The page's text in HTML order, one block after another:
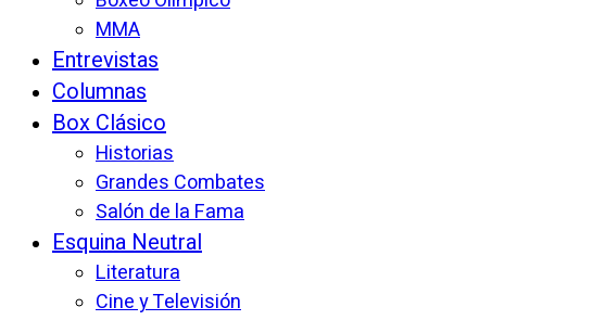
MMA
Entrevistas
Columnas
Box Clásico
Historias
Grandes Combates
Salón de la Fama
Esquina Neutral
Literatura
Cine y Televisión